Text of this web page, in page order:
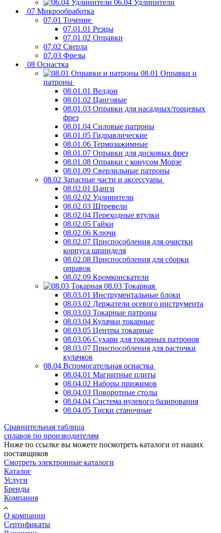
06.04 Удлинители
07 Микрообработка
07.01 Точение
07.01.01 Резцы
07.01.02 Оправки
07.02 Сверла
07.03 Фрезы
08 Оснастка
08.01 Оправки и
патроны
08.01.01 Велдон
08.01.02 Цанговые
08.01.03 Оправки для насадных/торцевых
фрез
08.01.04 Силовые патроны
08.01.05 Гидравлические
08.01.06 Термозажимные
08.01.07 Оправки для дисковых фрез
08.01.08 Оправки с конусом Морзе
08.01.09 Сверлильные патроны
08.02 Запасные части и аксессуары
08.02.01 Цанги
08.02.02 Удлинители
08.02.03 Штревели
08.02.04 Переходные втулки
08.02.05 Гайки
08.02.06 Ключи
08.02.07 Приспособления для очистки
корпуса шпинделя
08.02.08 Приспособления для сборки
оправок
08.02.09 Кромкоискатели
08.03 Токарная
08.03.01 Инструментальные блоки
08.03.02 Держатели осевого инструмента
08.03.03 Токарные патроны
08.03.04 Кулачки токарные
08.03.05 Центры токарные
08.03.06 Сухари для токарных патронов
08.03.07 Приспособления для расточки
кулачков
08.04 Вспомогательная оснастка
08.04.01 Магнитные плиты
08.04.02 Наборы прижимов
08.04.03 Поворотные столы
08.04.04 Система нулевого базирования
08.04.05 Тиски станочные
Сравнительная таблица
сплавов по производителям
Ниже по ссылке вы можете посмотреть каталоги от наших
поставщиков
Смотреть электронные каталоги
Каталог
Услуги
Бренды
Компания
О компании
Сертификаты